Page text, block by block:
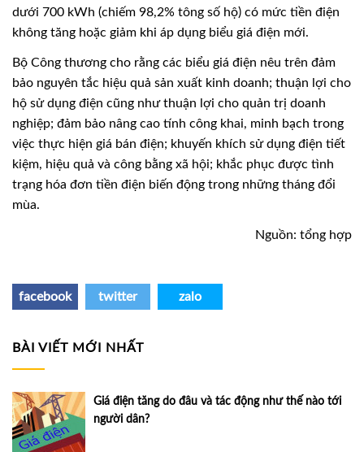
dưới 700 kWh (chiếm 98,2% tông số hộ) có mức tiền điện
không tăng hoặc giảm khi áp dụng biểu giá điện mới.
Bộ Công thương cho rằng các biểu giá điện nêu trên đảm
bảo nguyên tắc hiệu quả sản xuất kinh doanh; thuận lợi cho
hộ sử dụng điện cũng như thuận lợi cho quản trị doanh
nghiệp; đảm bảo nâng cao tính công khai, minh bạch trong
việc thực hiện giá bán điện; khuyến khích sử dụng điện tiết
kiệm, hiệu quả và công bằng xã hội; khắc phục được tình
trạng hóa đơn tiền điện biến động trong những tháng đổi
mùa.
Nguồn: tổng hợp
facebook twitter zalo
BÀI VIẾT MỚI NHẤT
Giá điện tăng do đâu và tác động như thế nào tới
người dân?